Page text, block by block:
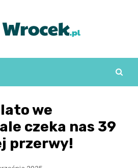
we
czeka nas 39
przerwy!